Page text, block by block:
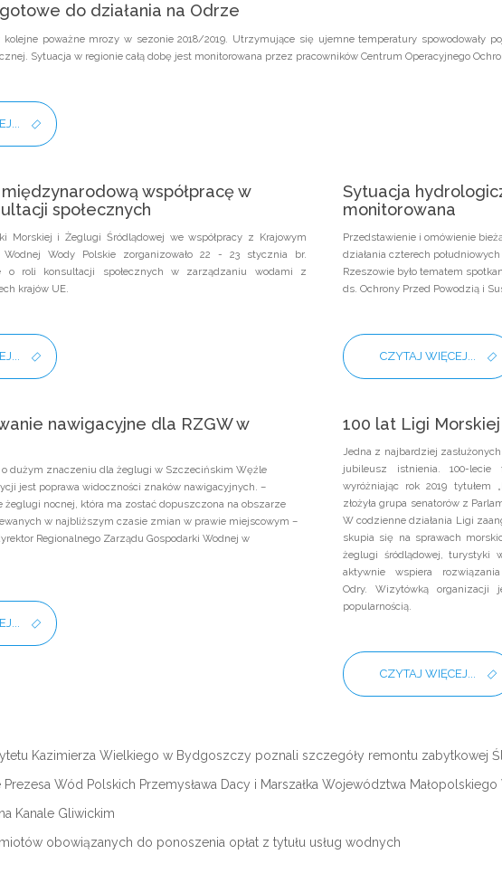
do działania na Odrze
kolejne poważne mrozy w sezonie 2018/2019. Utrzymujące się ujemne temperatury spowodowały
Sytuacja w regionie całą dobę jest monitorowana przez pracowników Centrum Operacyjnego
współpracę w
społecznych
Morskiej i Żeglugi Śródlądowej we współpracy z Krajowym
Wodnej Wody Polskie zorganizowało 22 - 23 stycznia br.
o roli konsultacji społecznych w zarządzaniu wodami z
krajów UE.
Sytuacja
monitorowana
Przedstawienie i omówienie
działania czterech
Rzeszowie było tematem
ds. Ochrony Przed Powodzią i
CZYTAJ WIĘCEJ...
nawigacyjne dla RZGW w
o dużym znaczeniu dla żeglugi w Szczecińskim Węźle
jest poprawa widoczności znaków nawigacyjnych. –
żeglugi nocnej, która ma zostać dopuszczona na obszarze
w najbliższym czasie zmian w prawie miejscowym –
Regionalnego Zarządu Gospodarki Wodnej w
100 lat Ligi
Jedna z najbardziej
jubileusz istnienia. 100-lecie
wyróżniając rok 2019 tytułem
złożyła grupa senatorów z
W codzienne działania Ligi
skupia się na sprawach
żeglugi śródlądowej, turystyki
aktywnie wspiera
Odry. Wizytówką organizacji
popularnością.
CZYTAJ WIĘCEJ...
Kazimierza Wielkiego w Bydgoszczy poznali szczegóły remontu zabytkowej
Wód Polskich Przemysława Dacy i Marszałka Województwa
Kanale Gliwickim
obowiązanych do ponoszenia opłat z tytułu usług wodnych